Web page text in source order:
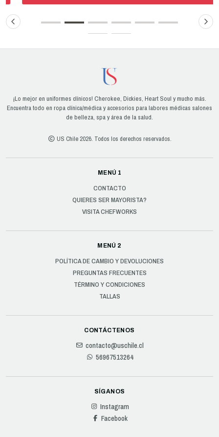
¡Lo mejor en uniformes clínicos! Cherokee, Dickies, Heart Soul y mucho más.
Encuentra todo en ropa clínica/médica y accesorios para labores médicas salones
de belleza, spa y área de la salud.
US Chile 2026. Todos los derechos reservados.
MENÚ 1
CONTACTO
QUIERES SER MAYORISTA?
VISITA CHEFWORKS
MENÚ 2
POLÍTICA DE CAMBIO Y DEVOLUCIONES
PREGUNTAS FRECUENTES
TÉRMINO Y CONDICIONES
TALLAS
CONTÁCTENOS
contacto@uschile.cl
56967513264
SÍGANOS
Instagram
Facebook